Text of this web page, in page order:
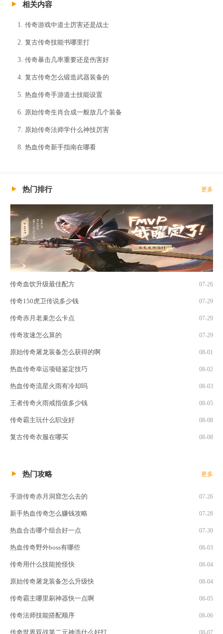
相关内容
传奇游戏中道士厉害还是战士
复古传奇技能书哪里打
传奇暴击几率重要还是伤害好
复古传奇怎么锻造武器装备的
热血传奇手游道士技能设置
原始传奇生肖合成一般放几个装备
原始传奇法师学什么神技厉害
热血传奇新手指南在哪看
热门排行 更多
传奇血饮升级最佳配方 07-26
传奇150虎卫传说多少钱 07-29
传奇赤月老巢怎么卡点 07-29
传奇攻速怎么算的 07-29
原始传奇屠龙装备怎么获得的啊 08-01
热血传奇幸运项链鉴定技巧 08-02
热血传奇流星火雨有冷却吗 08-03
王者传奇火雨戒指值多少钱 08-05
传奇霸主玩什么职业好 08-08
复古传奇衣服在哪买 08-08
热门攻略 更多
手游传奇赤月洞窟怎么去的 07-26
新手热血传奇怎么赚钱攻略 07-28
热血合击哪个组合好一点 07-30
热血传奇野外boss有哪些 08-03
传奇用什么技能抢怪快 08-04
原始传奇屠龙装备怎么升级快 08-04
传奇霸主哪里刷神器快一点啊 08-05
传奇法师技能搭配顺序 08-06
传奇世界双战第二元神选什么好打 08-07